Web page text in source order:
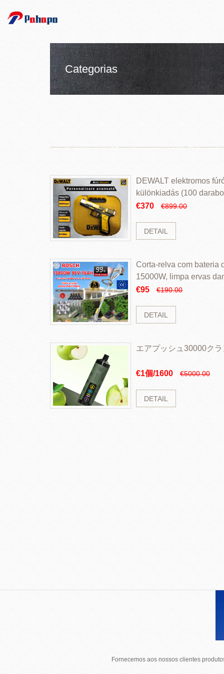
Categorias
DEWALT elektromos
különkiadás (100
€370
€899.00
DETAIL
Corta-relva com bateria
15000W, limpa ervas
rapidamente
€95 €190.00
DETAIL
エアプッシュ30000ク
€1個/1600 €5000.00
DETAIL
Fornecemos aos nossos clientes